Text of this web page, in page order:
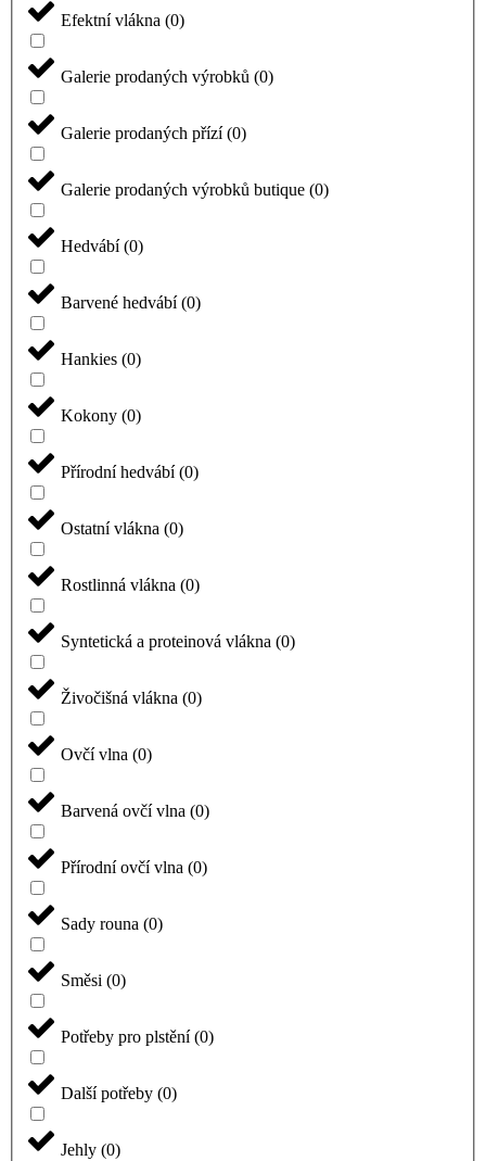
Efektní vlákna (0)
Galerie prodaných výrobků (0)
Galerie prodaných přízí (0)
Galerie prodaných výrobků butique (0)
Hedvábí (0)
Barvené hedvábí (0)
Hankies (0)
Kokony (0)
Přírodní hedvábí (0)
Ostatní vlákna (0)
Rostlinná vlákna (0)
Syntetická a proteinová vlákna (0)
Živočišná vlákna (0)
Ovčí vlna (0)
Barvená ovčí vlna (0)
Přírodní ovčí vlna (0)
Sady rouna (0)
Směsi (0)
Potřeby pro plstění (0)
Další potřeby (0)
Jehly (0)